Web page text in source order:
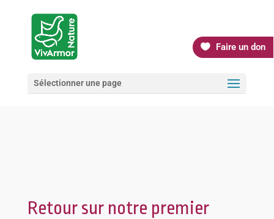
Faire un don
Sélectionner une page
Retour sur notre premier